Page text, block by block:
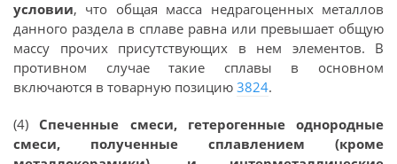
условии, что общая масса недрагоценных металлов
данного раздела в сплаве равна или превышает общую
массу прочих присутствующих в нем элементов. В
противном случае такие сплавы в основном
включаются в товарную позицию 3824.
(4) Спеченные смеси, гетерогенные однородные
смеси, полученные сплавлением (кроме